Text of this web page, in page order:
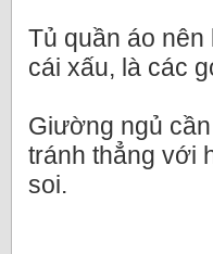
Tủ quần áo
cái xấu, là các
Giường ngủ
tránh thẳng với
soi.